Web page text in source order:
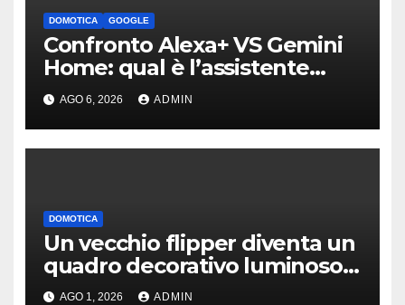
DOMOTICA GOOGLE
Confronto Alexa+ VS Gemini
Home: qual è l’assistente
migliore | Video
AGO 6, 2026 ADMIN
DOMOTICA
Un vecchio flipper diventa un
quadro decorativo luminoso e
smart
AGO 1, 2026 ADMIN